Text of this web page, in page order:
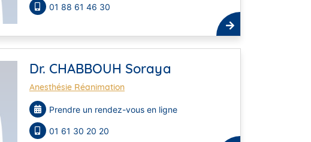
01 88 61 46 30
Dr. CHABBOUH Soraya
Anesthésie Réanimation
Prendre un rendez-vous en ligne
01 61 30 20 20